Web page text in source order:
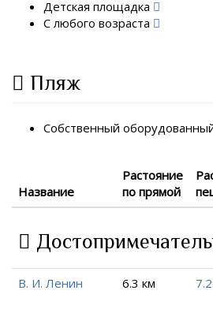
Детская площадка
С любого возраста
Пляж
Собственный
Название
Растояние
по прямой
В. И. Ленин 6.3 км